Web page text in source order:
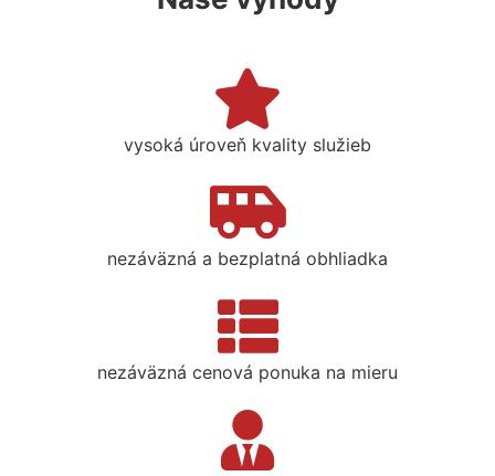
vysoká úroveň kvality služieb
nezáväzná a bezplatná obhliadka
nezáväzná cenová ponuka na mieru